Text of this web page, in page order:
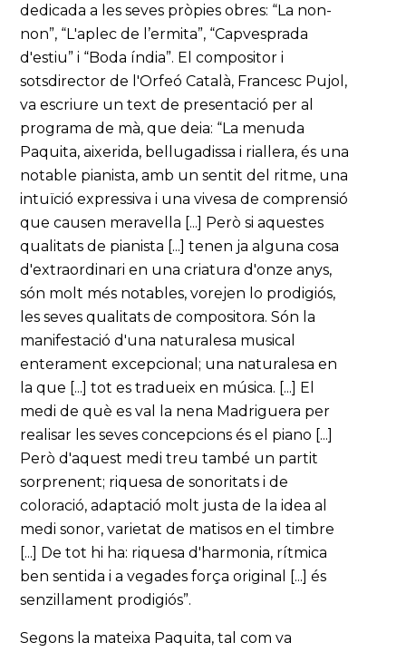
dedicada a les seves pròpies obres: “La non-
non”, “L'aplec de l’ermita”, “Capvesprada
d'estiu” i “Boda índia”. El compositor i
sotsdirector de l'Orfeó Català, Francesc Pujol,
va escriure un text de presentació per al
programa de mà, que deia: “La menuda
Paquita, aixerida, bellugadissa i riallera, és una
notable pianista, amb un sentit del ritme, una
intuïció expressiva i una vivesa de comprensió
que causen meravella [...] Però si aquestes
qualitats de pianista [...] tenen ja alguna cosa
d'extraordinari en una criatura d'onze anys,
són molt més notables, vorejen lo prodigiós,
les seves qualitats de compositora. Són la
manifestació d'una naturalesa musical
enterament excepcional; una naturalesa en
la que [...] tot es tradueix en música. [...] El
medi de què es val la nena Madriguera per
realisar les seves concepcions és el piano [...]
Però d'aquest medi treu també un partit
sorprenent; riquesa de sonoritats i de
coloració, adaptació molt justa de la idea al
medi sonor, varietat de matisos en el timbre
[...] De tot hi ha: riquesa d'harmonia, rítmica
ben sentida i a vegades força original [...] és
senzillament prodigiós”.
Segons la mateixa Paquita, tal com va